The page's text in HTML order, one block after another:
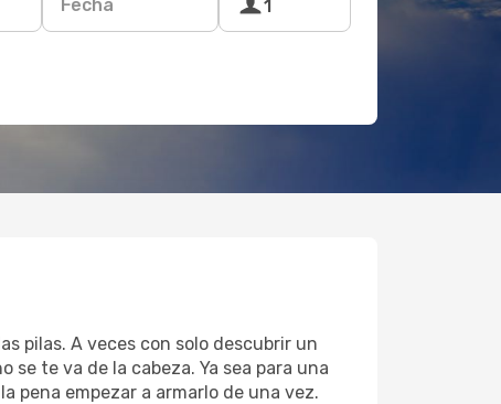
Fecha 1
pilas. A veces con solo descubrir un
te va de la cabeza. Ya sea para una
pena empezar a armarlo de una vez.